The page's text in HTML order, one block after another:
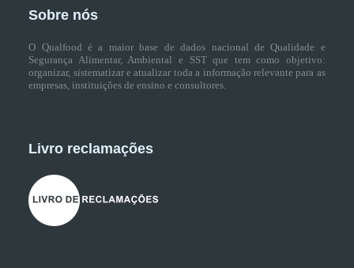
Sobre nós
O Qualfood é a maior base de dados nacional de Qualidade e
Segurança Alimentar, Ambiental e SST que tem como objetivo:
organizar, sistematizar e atualizar toda a informação relevante para as
empresas, instituições de ensino e consultores.
Livro reclamações